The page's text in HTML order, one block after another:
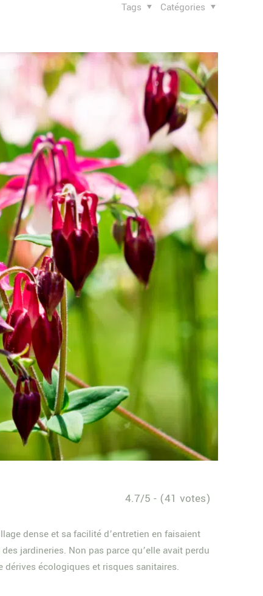
Catégories
Tags
4.7/5 - (41 votes)
dense et sa facilité d’entretien en faisaient
jardineries. Non pas parce qu’elle avait perdu
dérives écologiques et risques sanitaires.